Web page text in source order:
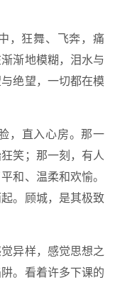
，狂舞、飞奔，痛
渐地模糊，泪水与
绝望，一切都在模
，直入心房。那一
笑；那一刻，有人
和、温柔和欢愉。
。顾城，是其极致
异样，感觉思想之
。看着许多下课的